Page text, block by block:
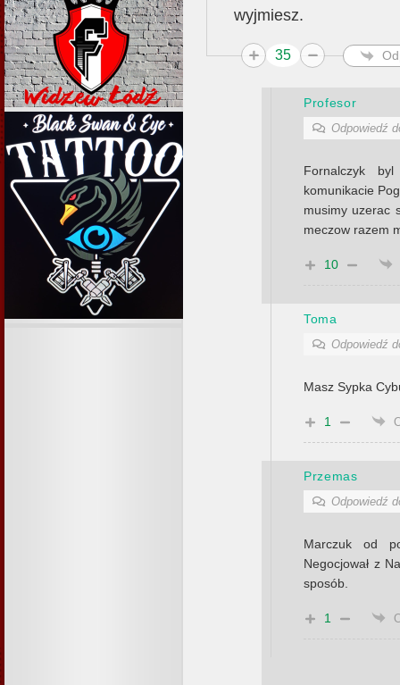
wyjmiesz.
35
Profesor
Odpowiedź
Fornalczyk
komunikacie
musimy uzerac
meczow razem
10
Toma
Odpowiedź
Masz Sypka
1
Przemas
Odpowiedź
Marczuk od
Negocjował z
sposób.
1